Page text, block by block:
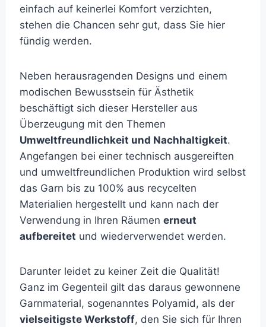
einfach auf keinerlei Komfort verzichten,
stehen die Chancen sehr gut, dass Sie hier
fündig werden.
Neben herausragenden Designs und einem
modischen Bewusstsein für Ästhetik
beschäftigt sich dieser Hersteller aus
Überzeugung mit den Themen
Umweltfreundlichkeit und Nachhaltigkeit.
Angefangen bei einer technisch ausgereiften
und umweltfreundlichen Produktion wird selbst
das Garn bis zu 100% aus recycelten
Materialien hergestellt und kann nach der
Verwendung in Ihren Räumen erneut
aufbereitet und wiederverwendet werden.
Darunter leidet zu keiner Zeit die Qualität!
Ganz im Gegenteil gilt das daraus gewonnene
Garnmaterial, sogenanntes Polyamid, als der
vielseitigste Werkstoff, den Sie sich für Ihren